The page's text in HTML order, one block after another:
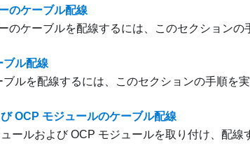
のケーブル配線
のケーブルを配線するには、このセクションの
ブル配線
ルを配線するには、このセクションの手順を実
OCP モジュールのケーブル配線
ールおよび OCP モジュールを取り付け、配